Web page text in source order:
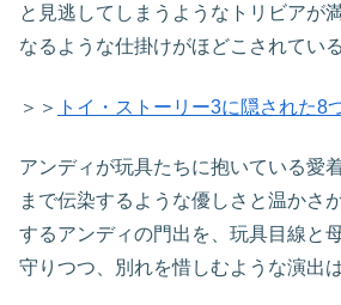
と見逃してしまうようなトリビアが
なるような仕掛けがほどこされてい
＞＞ トイ・ストーリー3に隠された8
アンディが玩具たちに抱いている愛
まで伝染するような優しさと温かさ
するアンディの門出を、玩具目線と
守りつつ、別れを惜しむような演出